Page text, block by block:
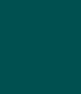
vie
contient des
utilisons pour
et rendre votre